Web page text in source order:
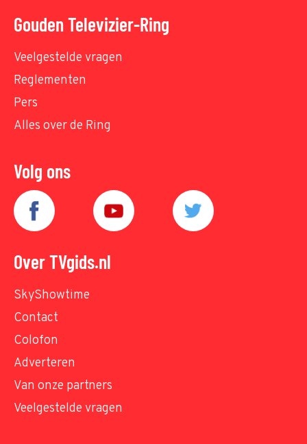
Gouden Televizier-Ring
Veelgestelde vragen
Reglementen
Pers
Alles over de Ring
Volg ons
Over TVgids.nl
SkyShowtime
Contact
Colofon
Adverteren
Van onze partners
Veelgestelde vragen